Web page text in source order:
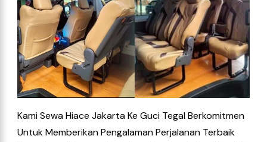
Kami Sewa Hiace Jakarta Ke Guci TegalBerkomitmen
Untuk Memberikan Pengalaman Perjalanan Terbaik